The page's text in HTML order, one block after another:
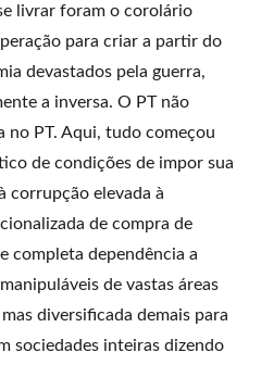
livrar foram o corolário
para criar a partir do
devastados pela guerra,
a inversa. O PT não
no PT. Aqui, tudo começou
de condições de impor sua
corrupção elevada à
de compra de
completa dependência a
de vastas áreas
diversificada demais para
sociedades inteiras dizendo